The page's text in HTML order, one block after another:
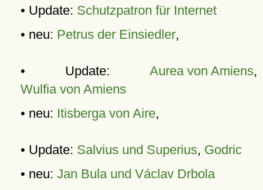
• Update: Schutzpatron für Internet
• neu: Petrus der Einsiedler,
• Update: Aurea von Amiens,
Wulfia von Amiens
• neu: Itisberga von Aire,
• Update: Salvius und Superius, Godric
• neu: Jan Bula und Václav Drbola